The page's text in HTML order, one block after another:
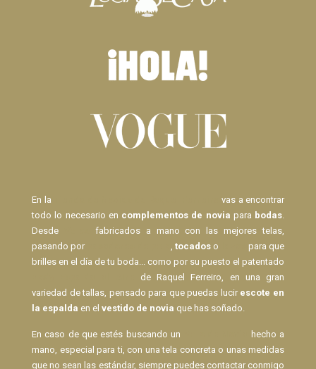
En la
vas a encontrar
todo lo necesario en complementos de novia para bodas.
Desde
fabricados a mano con las mejores telas,
pasando por
,tocados o
para que
brilles en el día de tu boda... como por su puesto el patentado
de Raquel Ferreiro, en una gran
variedad de tallas, pensado para que puedas lucir escote en
la espalda en el vestido de novia que has soñado.
En caso de que estés buscando un
hecho a
mano, especial para ti, con una tela concreta o unas medidas
que no sean las estándar, siempre puedes contactar conmigo